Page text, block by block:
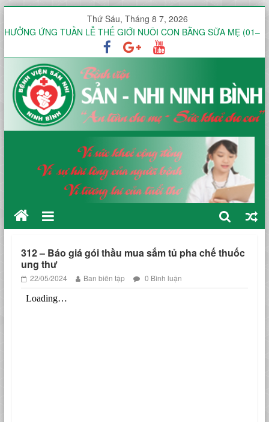
Thứ Sáu, Tháng 8 7, 2026
HƯỞNG ỨNG TUẦN LỄ THẾ GIỚI NUÔI CON BẰNG SỮA MẸ (01–
Công văn V/v báo giá Thuê dịch vụ chứng thực chữ ký số
KHOA ĐIỀU TRỊ YÊU CẦU HƯỞNG ỨNG TUẦN LỄ THẾ GIỚI NUÔI
CON BẰNG SỮA MẸ NĂM 2026
KHOA SẢN THƯỜNG HƯỞNG ỨNG TUẦN LỄ THẾ GIỚI NUÔI CON
BẰNG SỮA MẸ NĂM 2026
451 THƯ MỜI KHẢO SÁT VÀ BÁO GIÁ Dịch vụ diệt gián tại Bệnh
viện Sản -Nhi tỉnh Ninh Bình trong 12 tháng
312 – Báo giá gói thầu mua sắm tủ pha chế thuốc
ung thư
22/05/2024 Ban biên tập 0 Bình luận